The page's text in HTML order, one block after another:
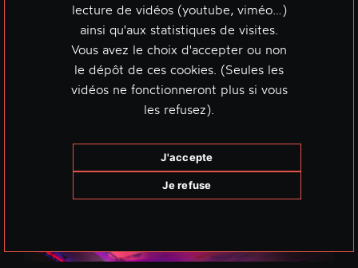
lecture de vidéos (youtube, viméo…)
ainsi qu'aux statistiques de visites.
Vous avez le choix d'accepter ou non
le dépôt de ces cookies. (Seules les
vidéos ne fonctionneront plus si vous
les refusez).
J'accepte
Je refuse